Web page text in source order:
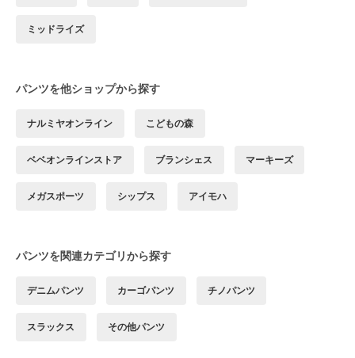
ミッドライズ
パンツを他ショップから探す
ナルミヤオンライン こどもの森
ベベオンラインストア ブランシェス マーキーズ
メガスポーツ シップス アイモハ
パンツを関連カテゴリから探す
デニムパンツ カーゴパンツ チノパンツ
スラックス その他パンツ